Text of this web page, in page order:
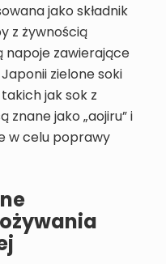
jako składnik
z żywnością
zawierające
zielone soki
jak sok z
znane jako „aojiru” i
w celu poprawy